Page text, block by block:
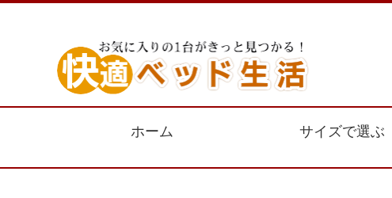
ホーム サイズで選ぶ